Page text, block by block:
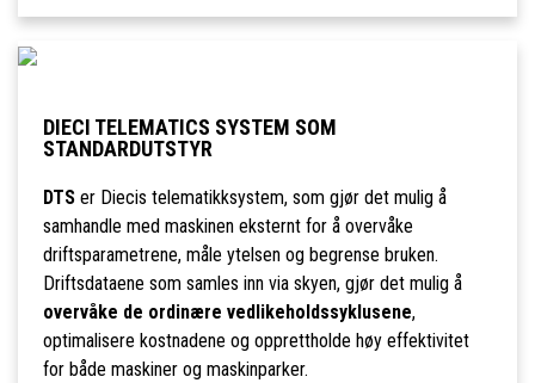
DIECI TELEMATICS SYSTEM SOM
STANDARDUTSTYR
DTSer Diecis telematikksystem, som gjør det mulig å
samhandle med maskinen eksternt for å overvåke
driftsparametrene, måle ytelsen og begrense bruken.
Driftsdataene som samles inn via skyen, gjør det mulig å
overvåke de ordinære vedlikeholdssyklusene,
optimalisere kostnadene og opprettholde høy effektivitet
for både maskiner og maskinparker.